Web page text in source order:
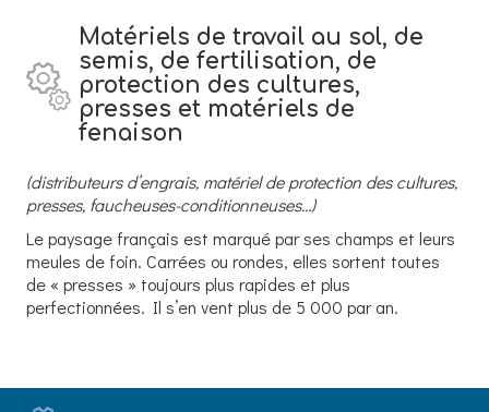
Matériels de travail au sol, de
semis, de fertilisation, de
protection des cultures,
presses et matériels de
fenaison
(distributeurs d’engrais, matériel de protection des cultures,
presses, faucheuses-conditionneuses…)
Le paysage français est marqué par ses champs et leurs
meules de foin. Carrées ou rondes, elles sortent toutes
de « presses » toujours plus rapides et plus
perfectionnées. Il s’en vent plus de 5 000 par an.